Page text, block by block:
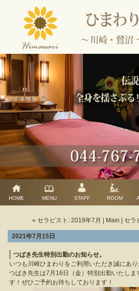
HOME MENU STAFF ROOM
« セラピスト: 2019年7月 Main セラ
2021年7月15日
つばき先生特別出勤のお知らせ。
いつも川崎ひまわりをご利用いただき誠にあり
つばき先生は7月16日（金）特別出勤いたし
す！ぜひご予約お待ちしております！